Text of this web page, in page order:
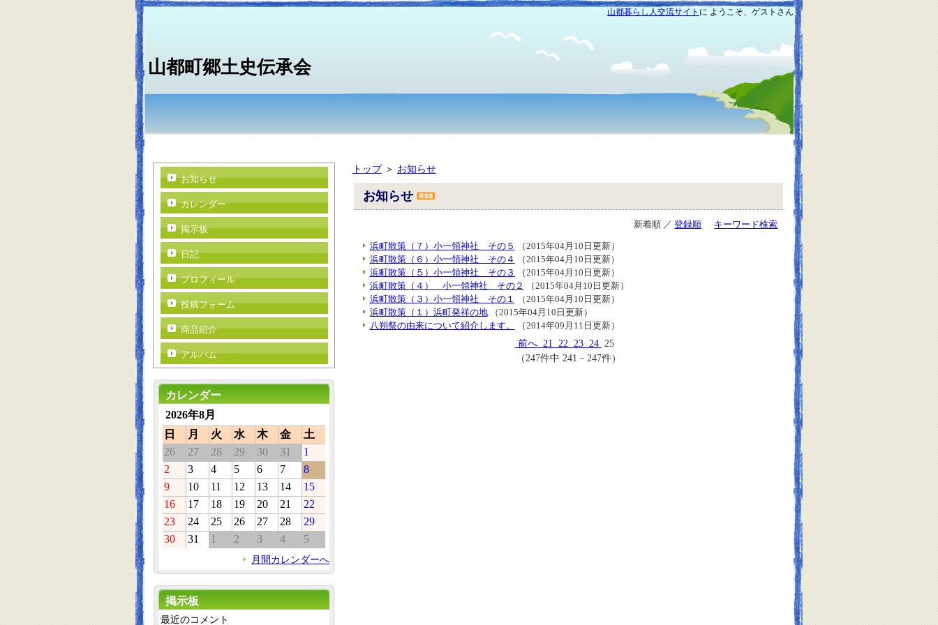
山都暮らし人交流サイト に ようこそ、ゲストさん
山都町郷土史伝承会
トップ＞ お知らせ
お知らせ
新着順 ／登録順 キーワード検索
浜町散策（７）小一領神社 その５
（2015年04月10日更新）
浜町散策（６）小一領神社 その４
（2015年04月10日更新）
浜町散策（５）小一領神社 その３
（2015年04月10日更新）
浜町散策（４） 小一領神社 その２
（2015年04月10日更新）
浜町散策（３）小一領神社 その１
（2015年04月10日更新）
浜町散策（１）浜町発祥の地（2015年04月10日更新）
八朔祭の由来について紹介します。
（2014年09月11日更新）
前へ 21 22 23 24 25
（247件中 241－247件）
お知らせ
カレンダー
掲示板
日記
プロフィール
投稿フォーム
商品紹介
アルバム
カレンダー
2026年8月
日
月 火 水 木 金
土
26
27 28 29 30 31
1
2
3 4 5 6 7
8
9
10 11 12 13 14
15
16
17 18 19 20 21
22
23
24 25 26 27 28
29
30
31 1 2 3 4 5
月間カレンダーへ
掲示板
最近のコメント